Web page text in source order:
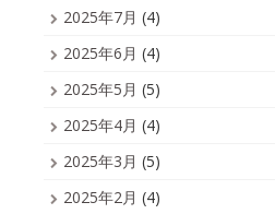
2025年7月 (4)
2025年6月 (4)
2025年5月 (5)
2025年4月 (4)
2025年3月 (5)
2025年2月 (4)